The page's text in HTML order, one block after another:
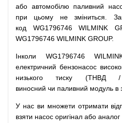
або автомобілю паливний
при
цьому не зміниться
код WG1796746 WILMINK
WG1796746 WILMINK GROUP.
Інколи WG1796746
електричний бензонасос
низького
тиску (ТНВД /
виносний чи паливний модуль в
У нас ви множети отримати
взяти насос оригінал або аналог